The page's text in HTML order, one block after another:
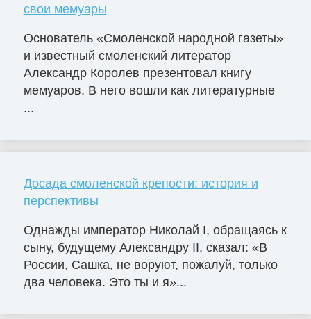
свои мемуары
Основатель «Смоленской народной газеты»
и известный смоленский литератор
Александр Королев презентовал книгу
мемуаров. В него вошли как литературные
...
Досада смоленской крепости: история и
перспективы
Однажды император Николай I, обращаясь к
сыну, будущему Александру II, сказал: «В
России, Сашка, не воруют, пожалуй, только
два человека. Это ты и я»...